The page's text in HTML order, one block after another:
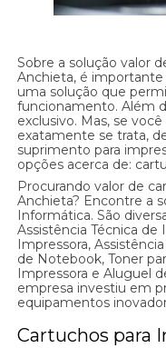
Sobre a solução valor
Anchieta, é
uma solução que
funcionamento. Além
exclusivo. Mas, se
exatamente se trata,
suprimento para
opções acerca de:
Procurando valor de
Anchieta? Encontre a
Informática. São
Assistência Técnica de
Impressora,
de Notebook, Toner
Impressora e Aluguel
empresa investiu em
equipamentos
Cartuchos para